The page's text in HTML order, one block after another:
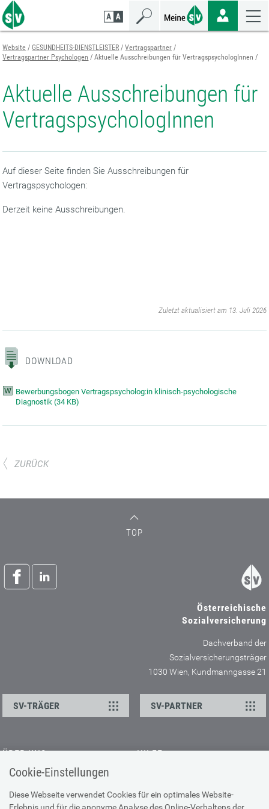
Cookie-Einstellungen
Diese Webseite verwendet Cookies für ein optimales Website-
Erlebnis und für die anonyme Analyse des Online-Verhaltens der
Zum
Seiteninhalt
springen
Zur
Navigation
springen
Zur
Mobilen
Navigation
springen
Website GESUNDHEITS-DIENSTLEISTER
Vertragspartner
Vertragspartner Psychologen
Aktuelle Ausschreibungen für VertragspsychologInnen
Aktuelle Ausschreibungen für
VertragspsychologInnen
Auf dieser Seite finden Sie Ausschreibungen für
Vertragspsychologen:
Derzeit keine Ausschreibungen.
Zuletzt aktualisiert am 13. Juli 2026
DOWNLOAD
Bewerbungsbogen Vertragspsycholog:in klinisch-psychologische
Diagnostik (34 KB)
ZURÜCK
TOP
Österreichische
Sozialversicherung
Dachverband der
Sozialversicherungsträger
1030 Wien, Kundmanngasse 21
SV-TRÄGER SV-PARTNER
ÜBER UNS
Kontakt
Offene Stellen
HILFE
Browser-Info & Sicherheit